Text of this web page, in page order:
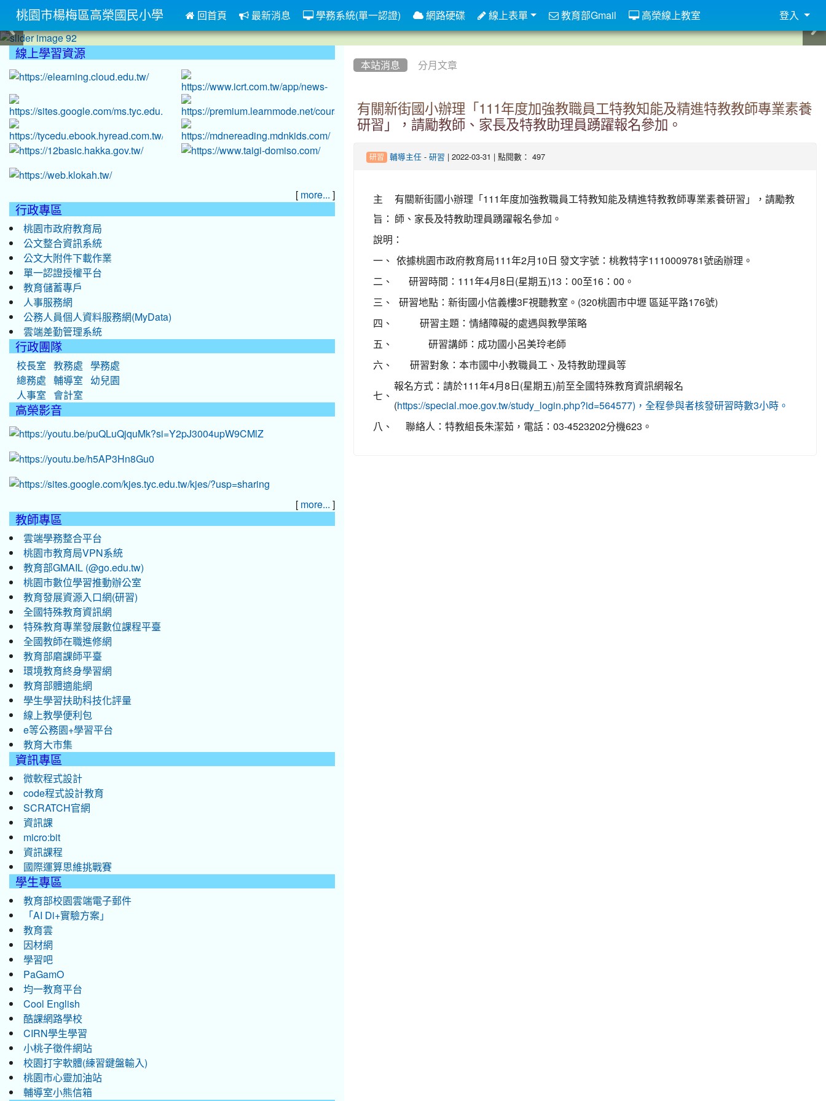
本站消息 分月文章
有關新街國小辦理「111年度加強教職員工特教知能及精進特教教師專業素養
研習」，請勵教師、家長及特教助理員踴躍報名參加。
研習 輔導主任- 研習 | 2022-03-31 | 點閱數： 497
主
旨：
有關新街國小辦理「111年度加強教職員工特教知能及精進特教教師專業素養研習」，請勵教
師、家長及特教助理員踴躍報名參加。
說明：
一、 依據桃園市政府教育局111年2月10日 發文字號：桃教特字1110009781號函辦理。
二、
研習時間：111年4月8日(星期五)13：00至16：00。
三、
研習地點：新街國小信義樓3F視聽教室。(320桃園市中壢 區延平路176號)
四、
研習主題：情緒障礙的處遇與教學策略
五、
研習講師：成功國小呂美玲老師
六、
研習對象：本市國中小教職員工、及特教助理員等
七、
報名方式：請於111年4月8日(星期五)前至全國特殊教育資訊網報名
(https://special.moe.gov.tw/study_login.php?id=564577)，全程參與者核發研習時數3小時。
八、 聯絡人：特教組長朱潔茹，電話：03-4523202分機623。
線上學習資源
[ more... ]
行政專區
桃園市政府教育局
公文整合資訊系統
公文大附件下載作業
單一認證授權平台
教育儲蓄專戶
人事服務網
公務人員個人資料服務網(MyData)
雲端差勤管理系統
行政團隊
校長室 教務處
學務處
總務處
輔導室
幼兒園
人事室
會計室
高榮影音
[ more... ]
教師專區
雲端學務整合平台
桃園市教育局VPN系統
教育部GMAIL (@go.edu.tw)
桃園市數位學習推動辦公室
教育發展資源入口網(研習)
全國特殊教育資訊網
特殊教育專業發展數位課程平臺
全國教師在職進修網
教育部磨課師平臺
環境教育終身學習網
教育部體適能網
學生學習扶助科技化評量
線上教學便利包
e等公務園+學習平台
教育大市集
資訊專區
微軟程式設計
code程式設計教育
SCRATCH官網
資訊課
micro:bit
資訊課程
國際運算思維挑戰賽
學生專區
教育部校園雲端電子郵件
「AI Di+實驗方案」
教育雲
因材網
學習吧
PaGamO
均一教育平台
Cool English
酷課網路學校
CIRN學生學習
小桃子徵件網站
校園打字軟體(練習鍵盤輸入)
桃園市心靈加油站
輔導室小熊信箱
桃園市楊梅區高榮國民小學 回首頁 最新消息 學務系統(單一認證) 網路硬碟 線上表單 教育部Gmail 高榮線上教室 登入